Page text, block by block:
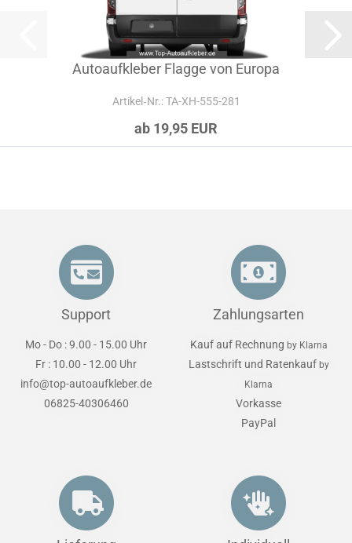
Autoaufkleber Flagge von Europa
Artikel‑Nr.: TA-XH-555-281
ab 19,95 EUR
Support
Mo - Do : 9.00 - 15.00 Uhr
Fr : 10.00 - 12.00 Uhr
info@top-autoaufkleber.de
06825-40306460
Zahlungsarten
Kauf auf Rechnung by Klarna
Lastschrift und Ratenkauf by
Klarna
Vorkasse
PayPal